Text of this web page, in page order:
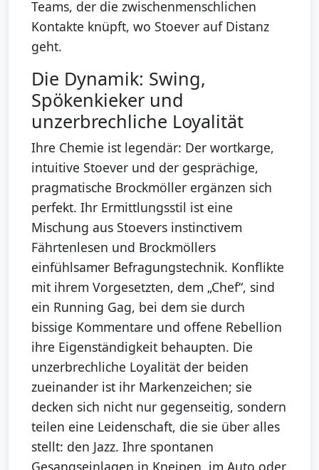
Teams, der die zwischenmenschlichen
Kontakte knüpft, wo Stoever auf Distanz
geht.
Die Dynamik: Swing,
Spökenkieker und
unzerbrechliche Loyalität
Ihre Chemie ist legendär: Der wortkarge,
intuitive Stoever und der gesprächige,
pragmatische Brockmöller ergänzen sich
perfekt. Ihr Ermittlungsstil ist eine
Mischung aus Stoevers instinctivem
Fährtenlesen und Brockmöllers
einfühlsamer Befragungstechnik. Konflikte
mit ihrem Vorgesetzten, dem „Chef“, sind
ein Running Gag, bei dem sie durch
bissige Kommentare und offene Rebellion
ihre Eigenständigkeit behaupten. Die
unzerbrechliche Loyalität der beiden
zueinander ist ihr Markenzeichen; sie
decken sich nicht nur gegenseitig, sondern
teilen eine Leidenschaft, die sie über alles
stellt: den Jazz. Ihre spontanen
Gesangseinlagen in Kneipen, im Auto oder